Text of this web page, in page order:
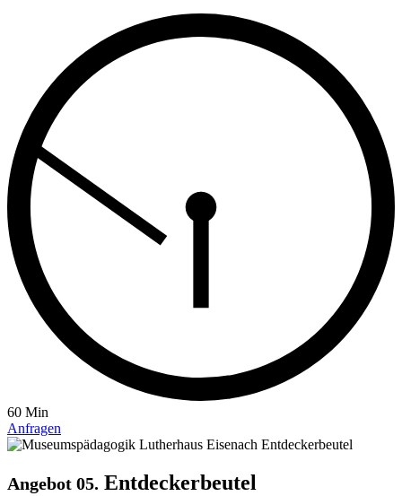
60 Min
Anfragen
Angebot 05. Entdeckerbeutel